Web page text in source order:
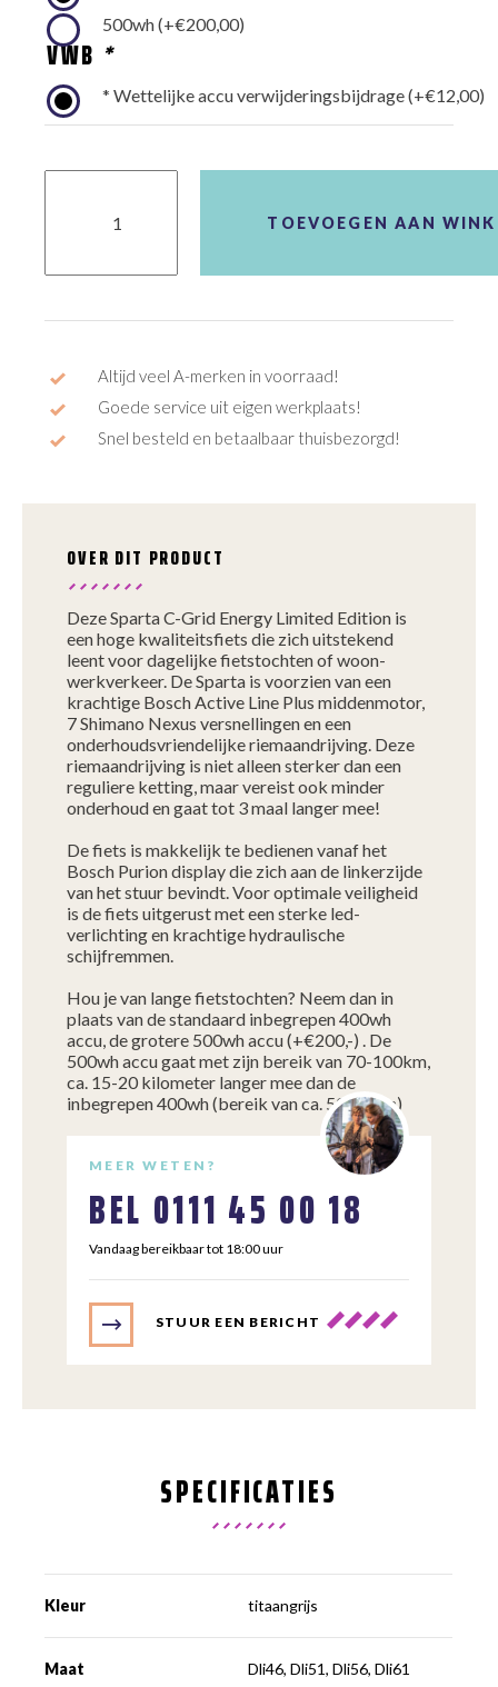
500wh(+€200,00)
VWB *
* Wettelijke accu verwijderingsbijdrage(+€12,00)
TOEVOEGEN AAN
Altijd veel A-merken in voorraad!
Goede service uit eigen werkplaats!
Snel besteld en betaalbaar thuisbezorgd!
OVER DIT PRODUCT
Deze Sparta C-Grid Energy Limited Edition is
een hoge kwaliteitsfiets die zich uitstekend
leent voor dagelijke fietstochten of woon-
werkverkeer. De Sparta is voorzien van een
krachtige Bosch Active Line Plus middenmotor,
7 Shimano Nexus versnellingen en een
onderhoudsvriendelijke riemaandrijving. Deze
riemaandrijving is niet alleen sterker dan een
reguliere ketting, maar vereist ook minder
onderhoud en gaat tot 3 maal langer mee!
De fiets is makkelijk te bedienen vanaf het
Bosch Purion display die zich aan de linkerzijde
van het stuur bevindt. Voor optimale veiligheid
is de fiets uitgerust met een sterke led-
verlichting en krachtige hydraulische
schijfremmen.
Hou je van lange fietstochten? Neem dan in
plaats van de standaard inbegrepen 400wh
accu, de grotere 500wh accu (+€200,-) . De
500wh accu gaat met zijn bereik van 70-100km,
ca. 15-20 kilometer langer mee dan de
inbegrepen 400wh (bereik van ca. 50-80km)
MEER WETEN?
BEL 0111 45 00 18
Vandaag bereikbaar tot 18:00 uur
STUUR EEN BERICHT
SPECIFICATIES
Kleur titaangrijs
Maat Dli46, Dli51, Dli56, Dli61